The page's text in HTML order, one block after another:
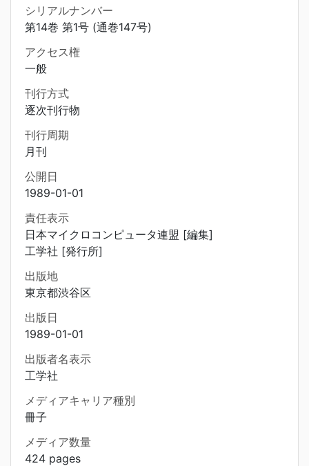
シリアルナンバー
第14巻 第1号 (通巻147号)
アクセス権
一般
刊行方式
逐次刊行物
刊行周期
月刊
公開日
1989-01-01
責任表示
日本マイクロコンピュータ連盟 [編集]
工学社 [発行所]
出版地
東京都渋谷区
出版日
1989-01-01
出版者名表示
工学社
メディアキャリア種別
冊子
メディア数量
424 pages